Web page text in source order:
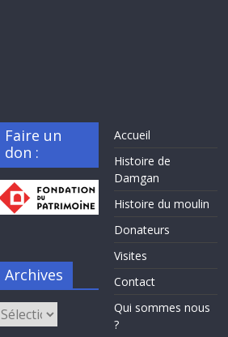
Faire un
don :
Archives
Archives
Accueil
Histoire de
Damgan
Histoire du moulin
Donateurs
Visites
Contact
Qui sommes nous
?